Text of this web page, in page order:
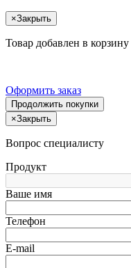
×Закрыть
Товар добавлен в корзину
Оформить заказ
Продолжить покупки
×Закрыть
Вопрос специалисту
Продукт
Ваше имя
Телефон
E-mail